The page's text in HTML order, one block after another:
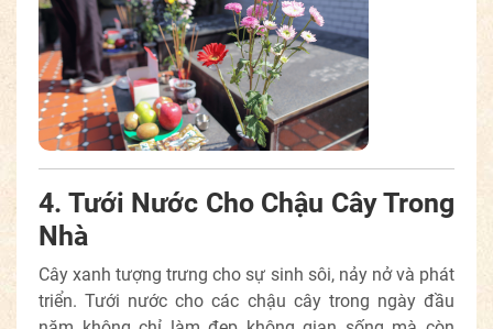
4. Tưới Nước Cho Chậu Cây Trong
Nhà
Cây xanh tượng trưng cho sự sinh sôi, nảy nở và phát
triển. Tưới nước cho các chậu cây trong ngày đầu